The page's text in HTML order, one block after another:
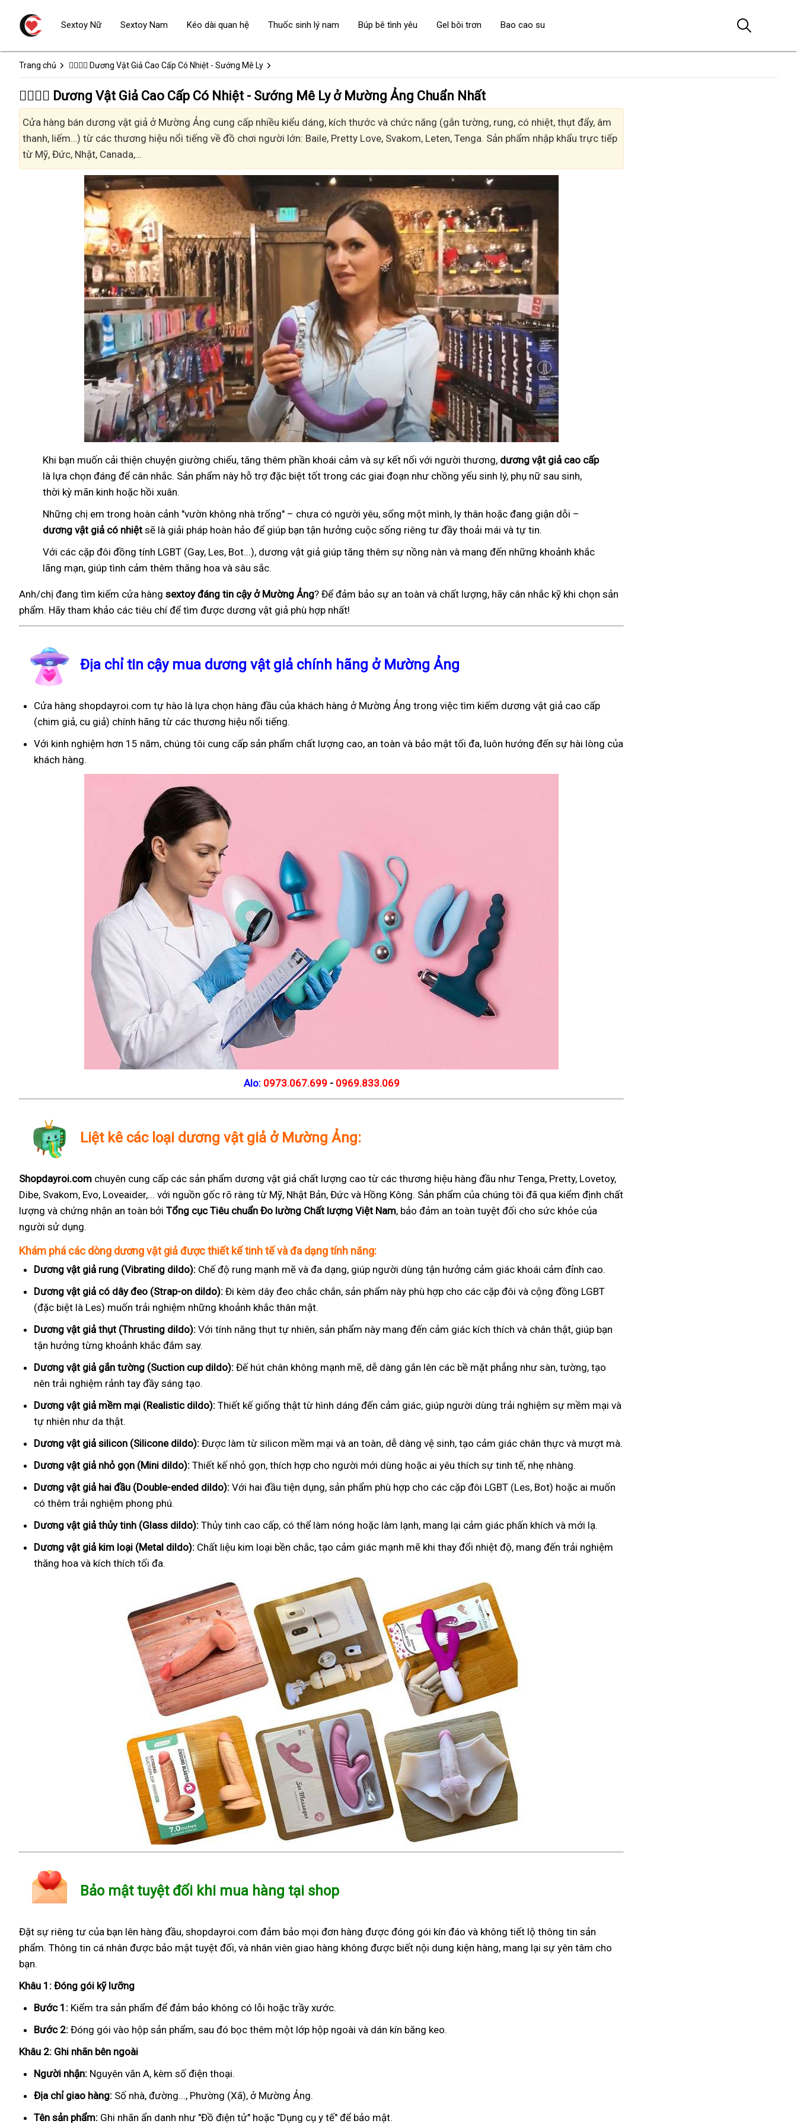
Trang chủ 👩‍❤️‍💋‍👨 Dương Vật Giả Cao Cấp Có Nhiệt - Sướng Mê Ly
👩‍❤️‍💋‍👨 Dương Vật Giả Cao Cấp Có Nhiệt - Sướng Mê Ly ở Mường Ảng Chuẩn Nhất
Cửa hàng bán dương vật giả ở Mường Ảng cung cấp nhiều kiểu dáng, kích thước và chức năng (gắn tường, rung, có nhiệt, thụt đẩy, âm
thanh, liếm…) từ các thương hiệu nổi tiếng về đồ chơi người lớn: Baile, Pretty Love, Svakom, Leten, Tenga. Sản phẩm nhập khẩu trực tiếp
từ Mỹ, Đức, Nhật, Canada,…
Khi bạn muốn cải thiện chuyện giường chiếu, tăng thêm phần khoái cảm và sự kết nối với người thương, dương vật giả cao cấp
là lựa chọn đáng để cân nhắc. Sản phẩm này hỗ trợ đặc biệt tốt trong các giai đoạn như chồng yếu sinh lý, phụ nữ sau sinh,
thời kỳ mãn kinh hoặc hồi xuân.
Những chị em trong hoàn cảnh "vườn không nhà trống" – chưa có người yêu, sống một mình, ly thân hoặc đang giận dỗi –
dương vật giả có nhiệt sẽ là giải pháp hoàn hảo để giúp bạn tận hưởng cuộc sống riêng tư đầy thoải mái và tự tin.
Với các cặp đôi đồng tính LGBT (Gay, Les, Bot...), dương vật giả giúp tăng thêm sự nồng nàn và mang đến những khoảnh khắc
lãng mạn, giúp tình cảm thêm thăng hoa và sâu sắc.
Anh/chị đang tìm kiếm cửa hàng sextoy đáng tin cậy ở Mường Ảng? Để đảm bảo sự an toàn và chất lượng, hãy cân nhắc kỹ khi chọn sản
phẩm. Hãy tham khảo các tiêu chí để tìm được dương vật giả phù hợp nhất!
Địa chỉ tin cậy mua dương vật giả chính hãng ở Mường Ảng
Cửa hàng shopdayroi.com tự hào là lựa chọn hàng đầu của khách hàng ở Mường Ảng trong việc tìm kiếm dương vật giả cao cấp
(chim giả, cu giả) chính hãng từ các thương hiệu nổi tiếng.
Với kinh nghiệm hơn 15 năm, chúng tôi cung cấp sản phẩm chất lượng cao, an toàn và bảo mật tối đa, luôn hướng đến sự hài lòng của
khách hàng.
Alo: 0973.067.699 - 0969.833.069
Liệt kê các loại dương vật giả ở Mường Ảng:
Shopdayroi.com chuyên cung cấp các sản phẩm dương vật giả chất lượng cao từ các thương hiệu hàng đầu như Tenga, Pretty, Lovetoy,
Dibe, Svakom, Evo, Loveaider,... với nguồn gốc rõ ràng từ Mỹ, Nhật Bản, Đức và Hồng Kông. Sản phẩm của chúng tôi đã qua kiểm định chất
lượng và chứng nhận an toàn bởi Tổng cục Tiêu chuẩn Đo lường Chất lượng Việt Nam, bảo đảm an toàn tuyệt đối cho sức khỏe của
người sử dụng.
Khám phá các dòng dương vật giả được thiết kế tinh tế và đa dạng tính năng:
Dương vật giả rung (Vibrating dildo): Chế độ rung mạnh mẽ và đa dạng, giúp người dùng tận hưởng cảm giác khoái cảm đỉnh cao.
Dương vật giả có dây đeo (Strap-on dildo): Đi kèm dây đeo chắc chắn, sản phẩm này phù hợp cho các cặp đôi và cộng đồng LGBT
(đặc biệt là Les) muốn trải nghiệm những khoảnh khắc thân mật.
Dương vật giả thụt (Thrusting dildo): Với tính năng thụt tự nhiên, sản phẩm này mang đến cảm giác kích thích và chân thật, giúp bạn
tận hưởng từng khoảnh khắc đắm say.
Dương vật giả gắn tường (Suction cup dildo): Đế hút chân không mạnh mẽ, dễ dàng gắn lên các bề mặt phẳng như sàn, tường, tạo
nên trải nghiệm rảnh tay đầy sáng tạo.
Dương vật giả mềm mại (Realistic dildo): Thiết kế giống thật từ hình dáng đến cảm giác, giúp người dùng trải nghiệm sự mềm mại và
tự nhiên như da thật.
Dương vật giả silicon (Silicone dildo): Được làm từ silicon mềm mại và an toàn, dễ dàng vệ sinh, tạo cảm giác chân thực và mượt mà.
Dương vật giả nhỏ gọn (Mini dildo): Thiết kế nhỏ gọn, thích hợp cho người mới dùng hoặc ai yêu thích sự tinh tế, nhẹ nhàng.
Dương vật giả hai đầu (Double-ended dildo): Với hai đầu tiện dụng, sản phẩm phù hợp cho các cặp đôi LGBT (Les, Bot) hoặc ai muốn
có thêm trải nghiệm phong phú.
Dương vật giả thủy tinh (Glass dildo): Thủy tinh cao cấp, có thể làm nóng hoặc làm lạnh, mang lại cảm giác phấn khích và mới lạ.
Dương vật giả kim loại (Metal dildo): Chất liệu kim loại bền chắc, tạo cảm giác mạnh mẽ khi thay đổi nhiệt độ, mang đến trải nghiệm
thăng hoa và kích thích tối đa.
Bảo mật tuyệt đối khi mua hàng tại shop
Đặt sự riêng tư của bạn lên hàng đầu, shopdayroi.com đảm bảo mọi đơn hàng được đóng gói kín đáo và không tiết lộ thông tin sản
phẩm. Thông tin cá nhân được bảo mật tuyệt đối, và nhân viên giao hàng không được biết nội dung kiện hàng, mang lại sự yên tâm cho
bạn.
Khâu 1: Đóng gói kỹ lưỡng
Bước 1: Kiểm tra sản phẩm để đảm bảo không có lỗi hoặc trầy xước.
Bước 2: Đóng gói vào hộp sản phẩm, sau đó bọc thêm một lớp hộp ngoài và dán kín băng keo.
Khâu 2: Ghi nhãn bên ngoài
Người nhận: Nguyên văn A, kèm số điện thoại.
Địa chỉ giao hàng: Số nhà, đường..., Phường (Xã), ở Mường Ảng.
Tên sản phẩm: Ghi nhãn ẩn danh như "Đồ điện tử" hoặc "Dụng cụ y tế" để bảo mật.
Sextoy Nữ Sextoy Nam Kéo dài quan hệ Thuốc sinh lý nam Búp bê tình yêu Gel bôi trơn Bao cao su